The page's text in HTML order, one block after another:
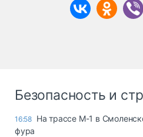
Безопасность и
16:58 На трассе М-1 в
фура